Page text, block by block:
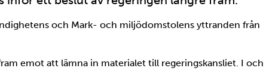
och Mark- och miljödomstolens yttranden från
emot att lämna in materialet till regeringskansliet. I och